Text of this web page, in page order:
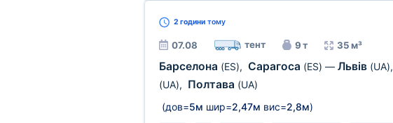
2 годинитому
07.08 тент 9 т 35 м³
Барселона (ES), Сарагоса (ES) — Львів (UA),
(UA), Полтава (UA)
(дов=5м шир=2,47м вис=2,8м)